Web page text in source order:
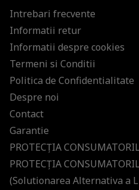
Intrebari frecvente
Informatii retur
Informatii despre cookies
Termeni si Conditii
Politica de Confidentialitate
Despre noi
Contact
Garantie
PROTECŢIA
PROTECŢIA
(Solutionarea Alternativa a